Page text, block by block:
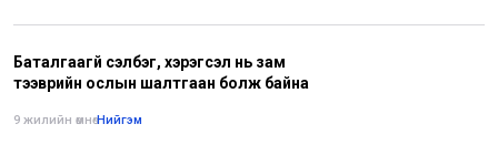
Баталгаагүй сэлбэг, хэрэгсэл нь зам
тээврийн ослын шалтгаан болж байна
9 жилийн өмнө•Нийгэм